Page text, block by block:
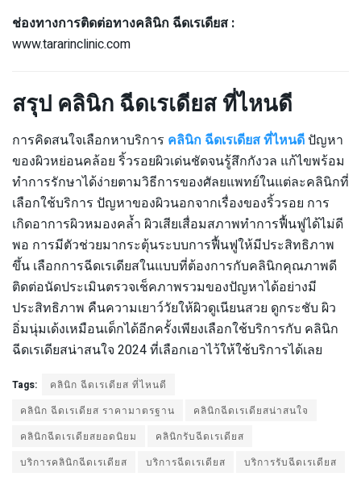
ช่องทางการติดต่อทางคลินิก ฉีดเรเดียส :
www.tararinclinic.com
สรุป คลินิก ฉีดเรเดียส ที่ไหนดี
การคิดสนใจเลือกหาบริการ คลินิก ฉีดเรเดียส ที่ไหนดีปัญหา
ของผิวหย่อนคล้อย ริ้วรอยผิวเด่นชัดจนรู้สึกกังวล แก้ไขพร้อม
ทำการรักษาได้ง่ายตามวิธีการของศัลยแพทย์ในแต่ละคลินิกที่
เลือกใช้บริการ ปัญหาของผิวนอกจากเรื่องของริ้วรอย การ
เกิดอาการผิวหมองคล้ำ ผิวเสียเสื่อมสภาพทำการฟื้นฟูได้ไม่ดี
พอ การมีตัวช่วยมากระตุ้นระบบการฟื้นฟูให้มีประสิทธิภาพ
ขึ้น เลือกการฉีดเรเดียสในแบบที่ต้องการกับคลินิกคุณภาพดี
ติดต่อนัดประเมินตรวจเช็คภาพรวมของปัญหาได้อย่างมี
ประสิทธิภาพ คืนความเยาว์วัยให้ผิวดูเนียนสวย ดูกระชับ ผิว
อิ่มนุ่มเด้งเหมือนเด็กได้อีกครั้งเพียงเลือกใช้บริการกับ คลินิก
ฉีดเรเดียสน่าสนใจ 2024 ที่เลือกเอาไว้ให้ใช้บริการได้เลย
Tags:
คลินิก ฉีดเรเดียส ที่ไหนดี
คลินิก ฉีดเรเดียส ราคามาตรฐาน
คลินิกฉีดเรเดียสน่าสนใจ
คลินิกฉีดเรเดียสยอดนิยม
คลินิกรับฉีดเรเดียส
บริการคลินิกฉีดเรเดียส
บริการฉีดเรเดียส บริการรับฉีดเรเดียส